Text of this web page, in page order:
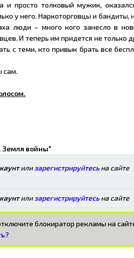
и просто толковый мужик,
у него. Наркоторговцы и бандиты,
люди – много кого занесло в
И теперь им придется не только
с теми, кто привык брать все
сам.
Земля войны"
илизарегистрируйтесьна сайте
илизарегистрируйтесьна сайте
блокиратор рекламы на